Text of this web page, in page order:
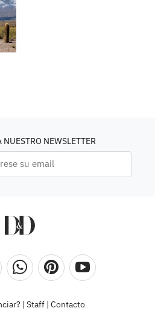
NUESTRO NEWSLETTER
Staff| Contacto